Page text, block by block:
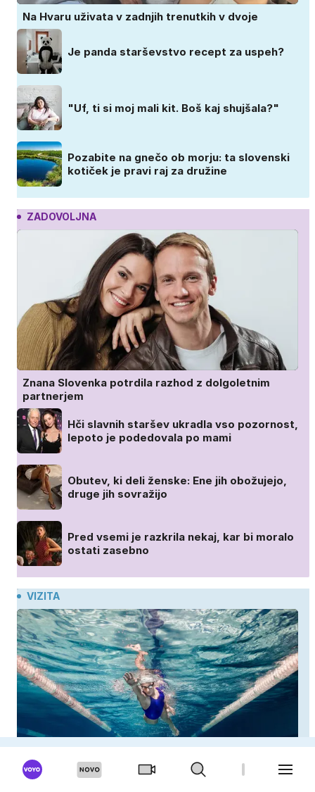
Na Hvaru uživata v zadnjih trenutkih v dvoje
Je panda starševstvo recept za uspeh?
"Uf, ti si moj mali kit. Boš kaj shujšala?"
Pozabite na gnečo ob morju: ta slovenski
kotiček je pravi raj za družine
ZADOVOLJNA
Znana Slovenka potrdila razhod z dolgoletnim
partnerjem
Hči slavnih staršev ukradla vso pozornost,
lepoto je podedovala po mami
Obutev, ki deli ženske: Ene jih obožujejo,
druge jih sovražijo
Pred vsemi je razkrila nekaj, kar bi moralo
ostati zasebno
VIZITA
Kaj se zgodi s telesom, če vsak dan plavate 20
minut? Učinki, ki jih morda ne pričakujete